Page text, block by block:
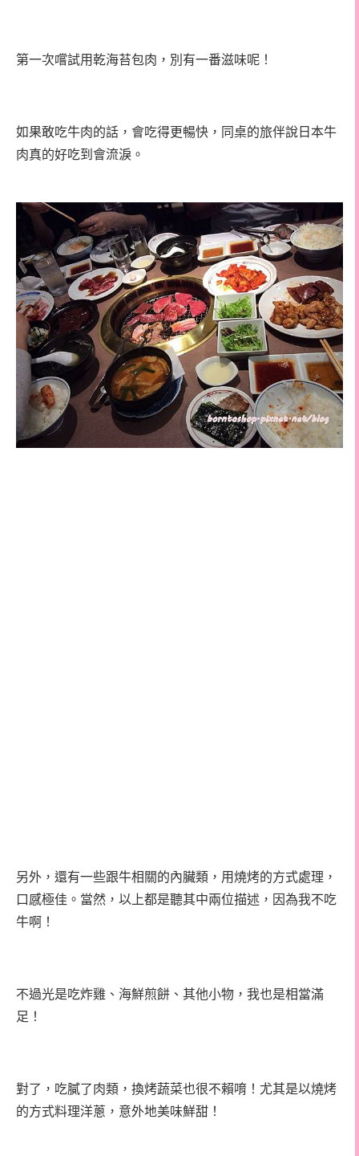
第一次嚐試用乾海苔包肉，別有一番滋味呢！
如果敢吃牛肉的話，會吃得更暢快，同桌的旅伴說日本牛
肉真的好吃到會流淚。
另外，還有一些跟牛相關的內臟類，用燒烤的方式處理，
口感極佳。當然，以上都是聽其中兩位描述，因為我不吃
牛啊！
不過光是吃炸雞、海鮮煎餅、其他小物，我也是相當滿
足！
對了，吃膩了肉類，換烤蔬菜也很不賴唷！尤其是以燒烤
的方式料理洋蔥，意外地美味鮮甜！